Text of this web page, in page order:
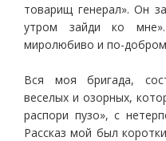
товарищ генерал». Он
утром зайди ко
миролюбиво и по-
Вся моя бригада,
веселых и озорных,
распори пузо», с
Рассказ мой был